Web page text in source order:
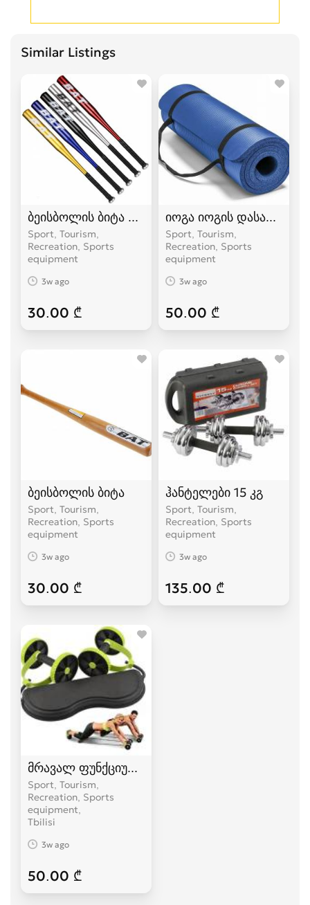
Similar Listings
ბეისბოლის ბიტა bita
Sport, Tourism,
Recreation, Sports
equipment
3w ago
30.00 ₾
იოგა იოგის დასაფენი
Sport, Tourism,
Recreation, Sports
equipment
3w ago
50.00 ₾
ბეისბოლის ბიტა
Sport, Tourism,
Recreation, Sports
equipment
3w ago
30.00 ₾
ჰანტელები 15 კგ
Sport, Tourism,
Recreation, Sports
equipment
3w ago
135.00 ₾
მრავალ ფუნქციური ტრენაჟორი
Sport, Tourism,
Recreation, Sports
equipment
Tbilisi
3w ago
50.00 ₾